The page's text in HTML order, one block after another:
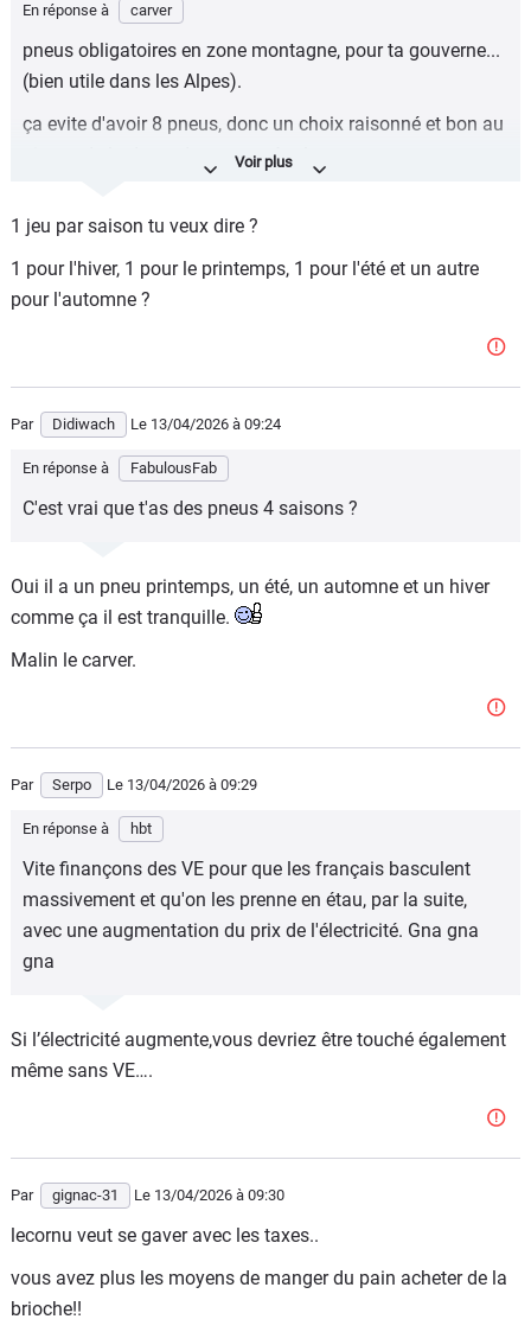
En réponse à carver
pneus obligatoires en zone montagne, pour ta gouverne...
(bien utile dans les Alpes).
ça evite d'avoir 8 pneus, donc un choix raisonné et bon au
niveau de la dependance au pétrole.
1 jeu par saison tu veux dire ?
1 pour l'hiver, 1 pour le printemps, 1 pour l'été et un autre
pour l'automne ?
Par Didiwach Le 13/04/2026 à 09:24
En réponse à FabulousFab
C'est vrai que t'as des pneus 4 saisons ?
Oui il a un pneu printemps, un été, un automne et un hiver
comme ça il est tranquille.
Malin le carver.
Par Serpo Le 13/04/2026 à 09:29
En réponse à hbt
Vite finançons des VE pour que les français basculent
massivement et qu'on les prenne en étau, par la suite,
avec une augmentation du prix de l'électricité. Gna gna
gna
Si l’électricité augmente,vous devriez être touché également
même sans VE….
Par gignac-31 Le 13/04/2026 à 09:30
lecornu veut se gaver avec les taxes..
vous avez plus les moyens de manger du pain acheter de la
brioche!!